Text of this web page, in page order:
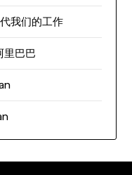
我们的工作
里巴巴